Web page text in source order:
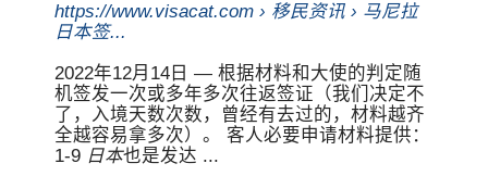
https://www.visacat.com › 移民资讯 › 马尼拉
日本签...
2022年12月14日 — 根据材料和大使的判定随
机签发一次或多年多次往返签证（我们决定不
了，入境天数次数，曾经有去过的，材料越齐
全越容易拿多次）。 客人必要申请材料提供：
1-9 日本也是发达 ...